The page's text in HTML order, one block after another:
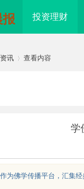
报 投资理财
资讯 查看内容
学
为佛学传播平台，汇集